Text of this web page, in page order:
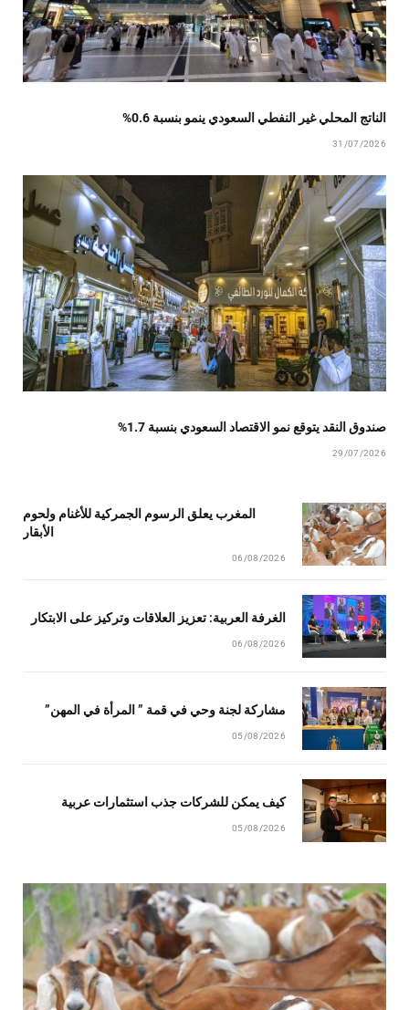
الناتج المحلي غير النفطي السعودي ينمو بنسبة 0.6%
31/07/2026
صندوق النقد يتوقع نمو الاقتصاد السعودي بنسبة 1.7%
29/07/2026
المغرب يعلق الرسوم الجمركية للأغنام ولحوم
الأبقار
06/08/2026
الغرفة العربية: تعزيز العلاقات وتركيز على الابتكار
06/08/2026
مشاركة لجنة وحي في قمة ” المرأة في المهن”
05/08/2026
كيف يمكن للشركات جذب استثمارات عربية
05/08/2026